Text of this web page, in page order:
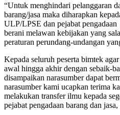
“Untuk menghindari pelanggaran
barang/jasa maka diharapkan
ULP/LPSE dan pejabat
berani melawan kebijakan yang
peraturan perundang-undangan
Kepada seluruh peserta bimtek
awal hingga akhir dengan sebaik-
disampaikan narasumber dapat
narasumber kami ucapkan terima
melakukan transfer ilmu kepada
pejabat pengadaan barang dan